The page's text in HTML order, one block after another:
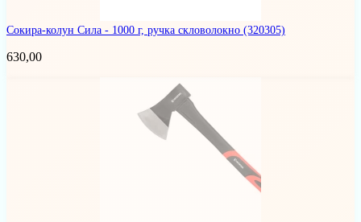
Сокира-колун Сила - 1000 г, ручка скловолокно (320305)
630,00